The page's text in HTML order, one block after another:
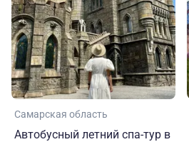
Самарская область
Автобусный летний спа-тур в